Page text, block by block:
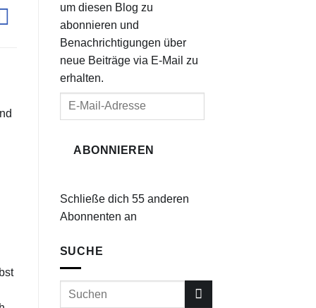
um diesen Blog zu
abonnieren und
Benachrichtigungen über
neue Beiträge via E-Mail zu
erhalten.
ABONNIEREN
Schließe dich 55 anderen
Abonnenten an
SUCHE